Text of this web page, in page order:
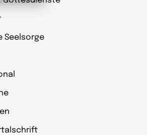
Seelsorge